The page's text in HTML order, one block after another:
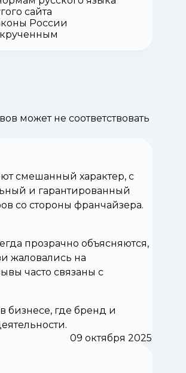
сайта
России
может не соответствовать
смешанный характер, с
и гарантированный
со стороны франчайзера.
прозрачно объясняются,
жаловались на
часто связаны с
бизнесе, где бренд и
09 октября 2025